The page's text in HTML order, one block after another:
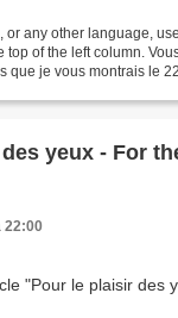
or any other language,
top of the left column.
que je vous montrais le
yeux - For
22:00